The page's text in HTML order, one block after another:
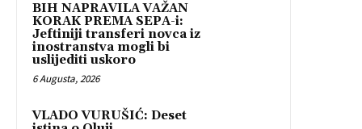
BIH NAPRAVILA VAŽAN
KORAK PREMA SEPA-i:
Jeftiniji transferi novca iz
inostranstva mogli bi
uslijediti uskoro
6 Augusta, 2026
VLADO VURUŠIĆ: Deset